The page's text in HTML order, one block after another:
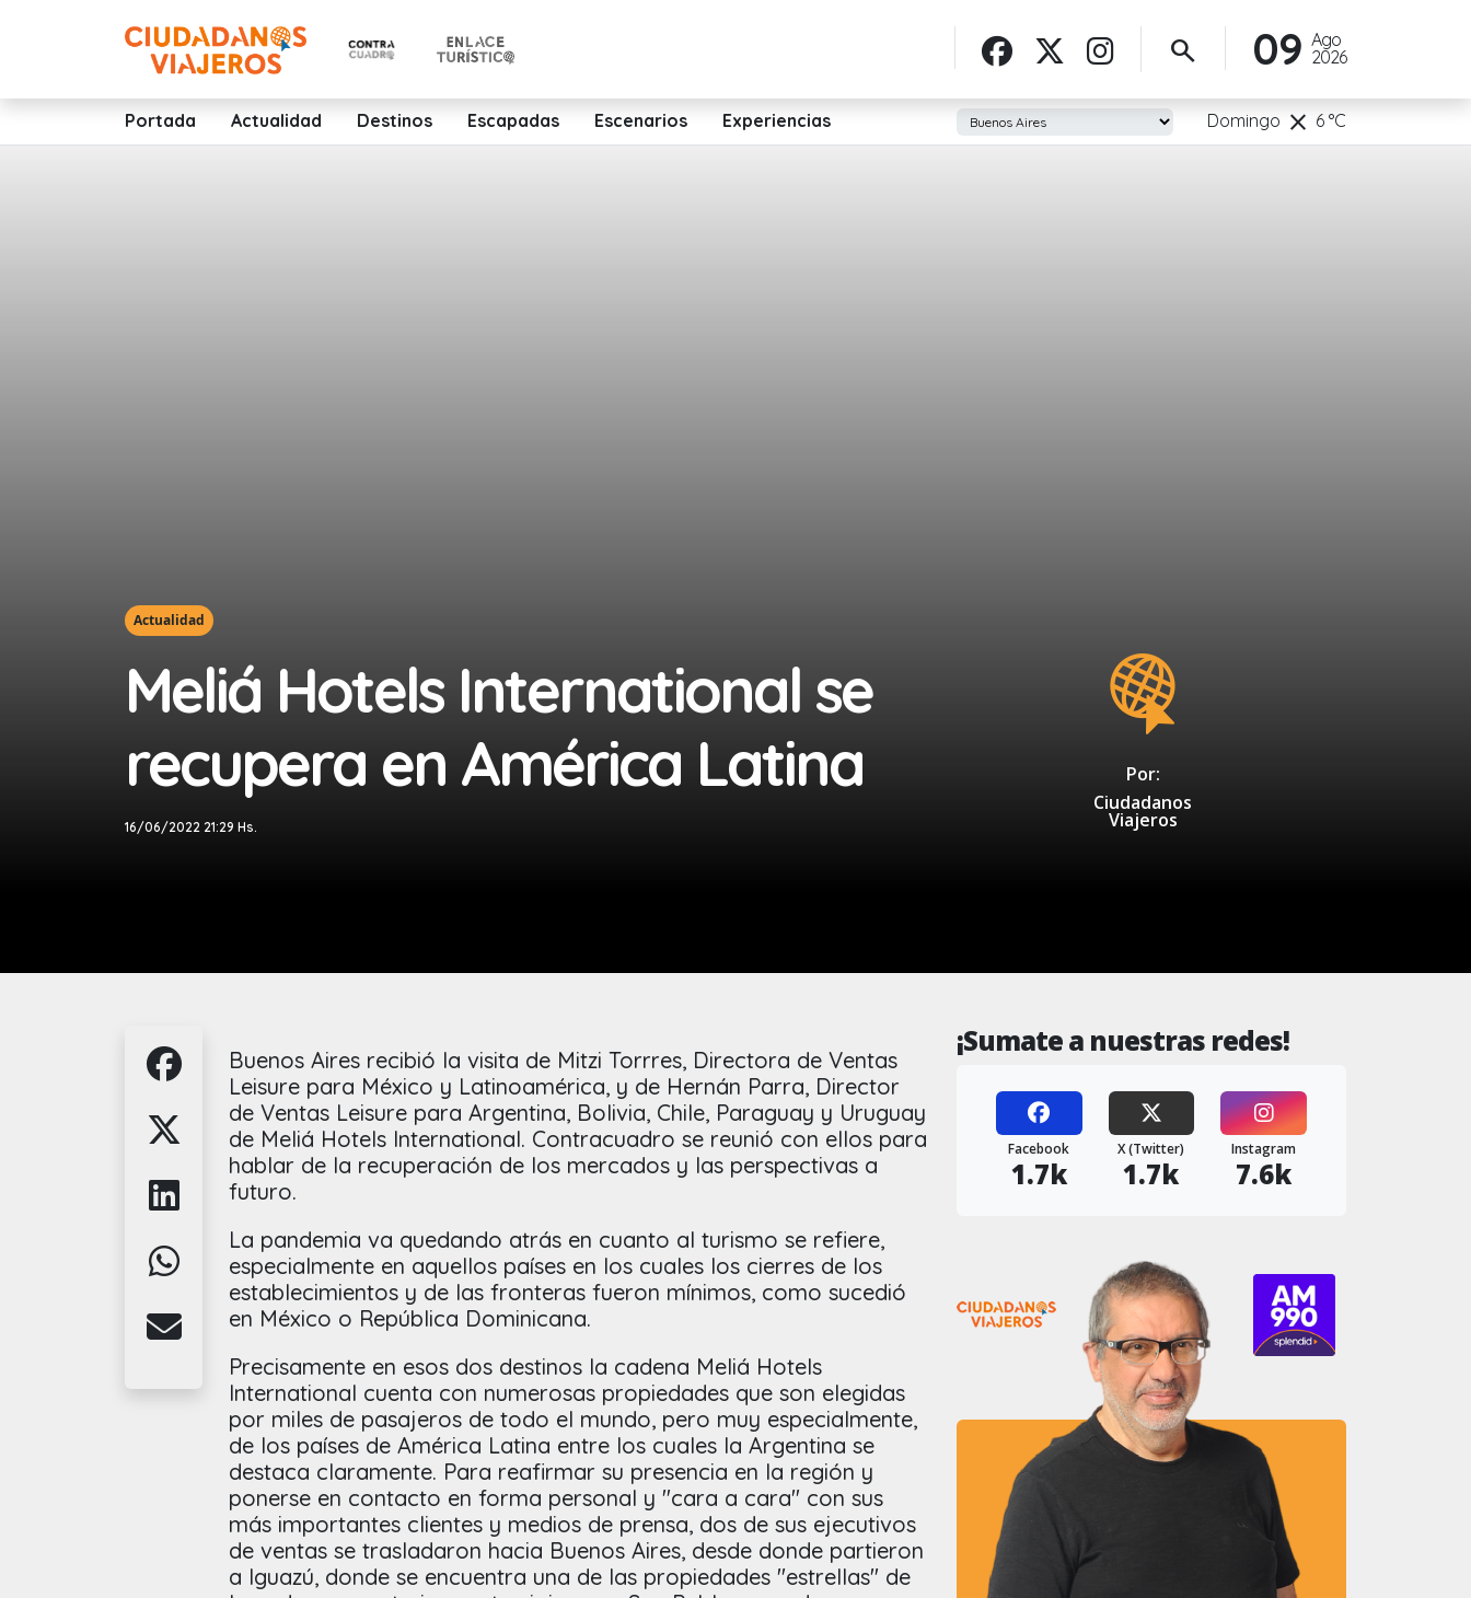
Ago
2026
09
search
Portada Actualidad Destinos Escapadas Escenarios Experiencias Domingo clear 6°C
Actualidad
Meliá Hotels International se
recupera en América Latina
16/06/2022 21:29 Hs.
Por:
Ciudadanos
Viajeros
Buenos Aires recibió la visita de Mitzi Torrres, Directora de Ventas
Leisure para México y Latinoamérica, y de Hernán Parra, Director
de Ventas Leisure para Argentina, Bolivia, Chile, Paraguay y Uruguay
de Meliá Hotels International. Contracuadro se reunió con ellos para
hablar de la recuperación de los mercados y las perspectivas a
futuro.
La pandemia va quedando atrás en cuanto al turismo se refiere,
especialmente en aquellos países en los cuales los cierres de los
establecimientos y de las fronteras fueron mínimos, como sucedió
en México o República Dominicana.
Precisamente en esos dos destinos la cadena Meliá Hotels
International cuenta con numerosas propiedades que son elegidas
por miles de pasajeros de todo el mundo, pero muy especialmente,
de los países de América Latina entre los cuales la Argentina se
destaca claramente. Para reafirmar su presencia en la región y
ponerse en contacto en forma personal y "cara a cara" con sus
más importantes clientes y medios de prensa, dos de sus ejecutivos
de ventas se trasladaron hacia Buenos Aires, desde donde partieron
a Iguazú, donde se encuentra una de las propiedades "estrellas" de
¡Sumate a nuestras redes!
Facebook
1.7k
X (Twitter)
1.7k
Instagram
7.6k